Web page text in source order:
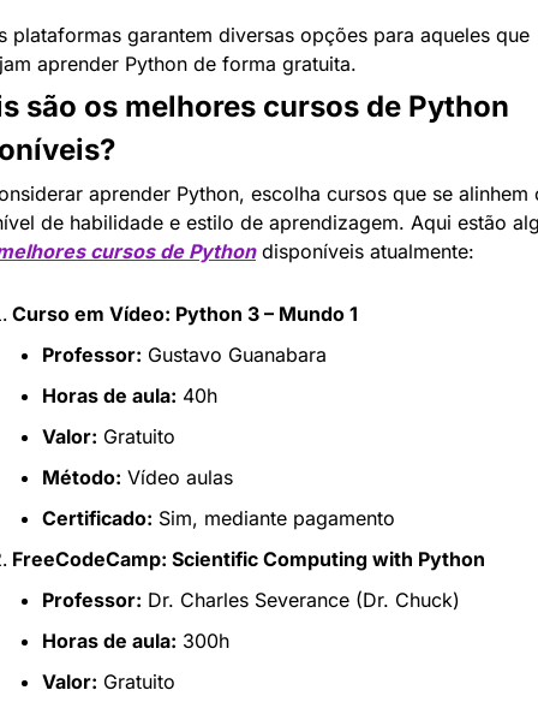
plataformas garantem diversas opções para aqueles que
aprender Python de forma gratuita.
são os melhores cursos de Python
aprender Python, escolha cursos que se alinhem
de habilidade e estilo de aprendizagem. Aqui estão
cursos de Python disponíveis atualmente:
Curso em Vídeo: Python 3 – Mundo 1
Professor: Gustavo Guanabara
Horas de aula: 40h
Valor: Gratuito
Método: Vídeo aulas
Certificado: Sim, mediante pagamento
FreeCodeCamp: Scientific Computing with Python
Professor: Dr. Charles Severance (Dr. Chuck)
Horas de aula: 300h
Valor: Gratuito